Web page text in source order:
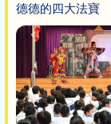
德德的四大法寶